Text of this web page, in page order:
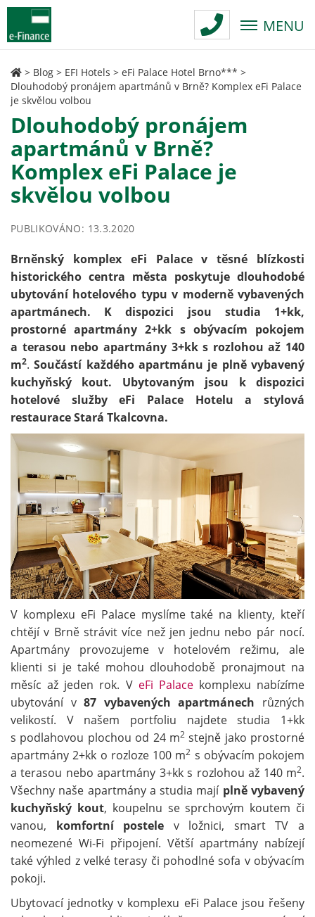
MENU
> Blog > EFI Hotels > eFi Palace Hotel Brno*** >
Dlouhodobý pronájem apartmánů v Brně? Komplex eFi Palace
je skvělou volbou
Dlouhodobý pronájem
apartmánů v Brně?
Komplex eFi Palace je
skvělou volbou
PUBLIKOVÁNO: 13.3.2020
Brněnský komplex eFi Palace v těsné blízkosti
historického centra města poskytuje dlouhodobé
ubytování hotelového typu v moderně vybavených
apartmánech. K dispozici jsou studia 1+kk,
prostorné apartmány 2+kk s obývacím pokojem
a terasou nebo apartmány 3+kk s rozlohou až 140
m2.Součástí každého apartmánu je plně vybavený
kuchyňský kout. Ubytovaným jsou k dispozici
hotelové služby eFi Palace Hotelu a stylová
restaurace Stará Tkalcovna.
V komplexu eFi Palace myslíme také na klienty, kteří
chtějí v Brně strávit více než jen jednu nebo pár nocí.
Apartmány provozujeme v hotelovém režimu, ale
klienti si je také mohou dlouhodobě pronajmout na
měsíc až jeden rok. V eFi Palacekomplexu nabízíme
ubytování v87 vybavených apartmánech různých
velikostí. V našem portfoliu najdete studia 1+kk
s podlahovou plochou od 24 m2stejně jako prostorné
apartmány 2+kk o rozloze 100 m2 s obývacím pokojem
a terasou nebo apartmány 3+kk s rozlohou až 140 m2.
Všechny naše apartmány a studia mají plně vybavený
kuchyňský kout, koupelnu se sprchovým koutem či
vanou, komfortní postele v ložnici, smart TV a
neomezené Wi-Fi připojení. Větší apartmány nabízejí
také výhled z velké terasy či pohodlné sofa v obývacím
pokoji.
Ubytovací jednotky v komplexu eFi Palace jsou řešeny